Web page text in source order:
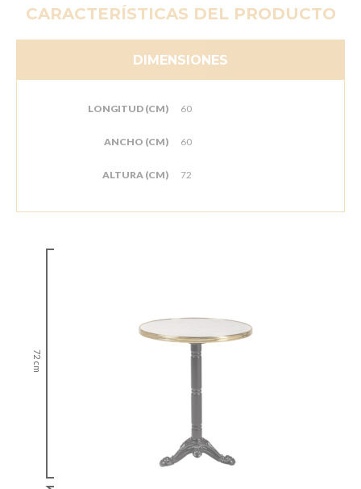
CARACTERÍSTICAS DEL PRODUCTO
DIMENSIONES
LONGITUD (CM) 60
ANCHO (CM) 60
ALTURA (CM) 72
72 cm